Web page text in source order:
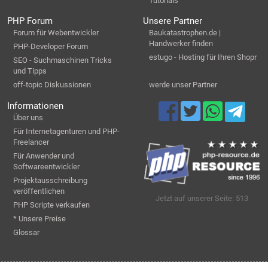
PHP Forum
Forum für Webentwickler
PHP-Developer Forum
SEO - Suchmaschinen Tricks
und Tipps
off-topic Diskussionen
Unsere Partner
Baukatastrophen.de |
Handwerker finden
estugo - Hosting für Ihren Shopr
werde unser Partner
Informationen
Über uns
Für Internetagenturen und PHP-
Freelancer
Für Anwender und
Softwareentwickler
Projektausschreibung
veröffentlichen
PHP Scripte verkaufen
* Unsere Preise
Glossar
Jetzt auf unserer Seite: 513